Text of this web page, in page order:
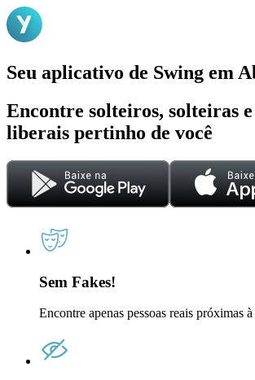
Seu aplicativo de Swing em
Encontre solteiros, solteiras e
liberais pertinho de você
Sem Fakes!
Encontre apenas pessoas reais próximas